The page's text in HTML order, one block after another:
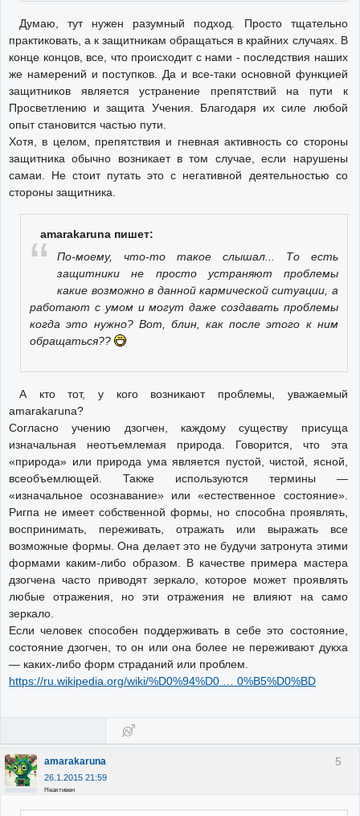
Думаю, тут нужен разумный подход. Просто тщательно
практиковать, а к защитникам обращаться в крайних случаях. В
конце концов, все, что происходит с нами - последствия наших
же намерений и поступков. Да и все-таки основной функцией
защитников является устранение препятствий на пути к
Просветлению и защита Учения. Благодаря их силе любой
опыт становится частью пути.
Хотя, в целом, препятствия и гневная активность со стороны
защитника обычно возникает в том случае, если нарушены
самаи. Не стоит путать это с негативной деятельностью со
стороны защитника.
amarakaruna пишет:
По-моему, что-то такое слышал... То есть
защитники не просто устраняют проблемы
какие возможно в данной кармической ситуации, а
работают с умом и могут даже создавать проблемы
когда это нужно? Вот, блин, как после этого к ним
обращаться??
А кто тот, у кого возникают проблемы, уважаемый
amarakaruna?
Согласно учению дзогчен, каждому существу присуща
изначальная неотъемлемая природа. Говорится, что эта
«природа» или природа ума является пустой, чистой, ясной,
всеобъемлющей. Также используются термины —
«изначальное осознавание» или «естественное состояние».
Ригпа не имеет собственной формы, но способна проявлять,
воспринимать, переживать, отражать или выражать все
возможные формы. Она делает это не будучи затронута этими
формами каким-либо образом. В качестве примера мастера
дзогчена часто приводят зеркало, которое может проявлять
любые отражения, но эти отражения не влияют на само
зеркало.
Если человек способен поддерживать в себе это состояние,
состояние дзогчен, то он или она более не переживают дукха
— каких-либо форм страданий или проблем.
https://ru.wikipedia.org/wiki/%D0%94%D0 … 0%B5%D0%BD
5
amarakaruna
26.1.2015 21:59
Неактивен